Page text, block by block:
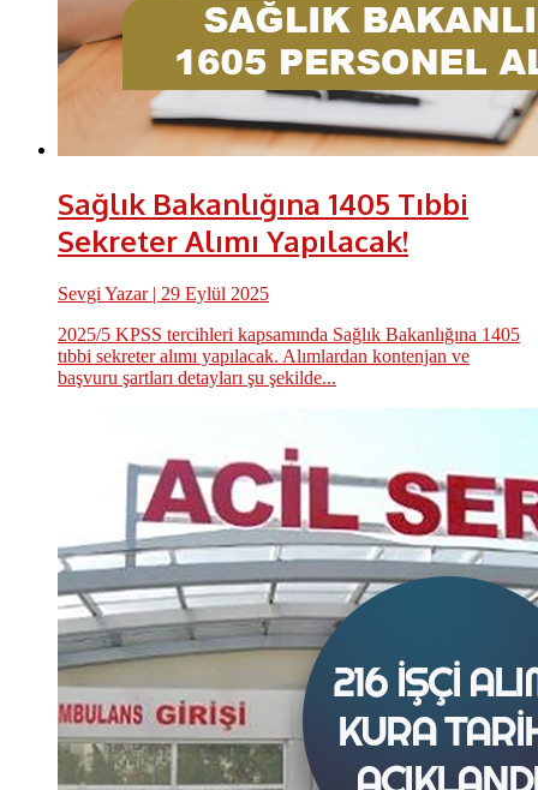
Sağlık Bakanlığına 1405 Tıbbi
Sekreter Alımı Yapılacak!
Sevgi Yazar| 29 Eylül 2025
2025/5 KPSS tercihleri kapsamında Sağlık Bakanlığına 1405
tıbbi sekreter alımı yapılacak. Alımlardan kontenjan ve
başvuru şartları detayları şu şekilde...